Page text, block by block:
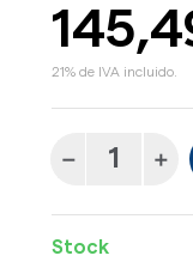
21% de IVA incluido.
Stock